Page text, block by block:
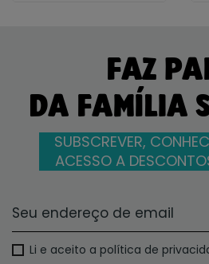
FAZ
DA FAMÍLIA
SUBSCREVER,
ACESSO A
Li e aceito a política de